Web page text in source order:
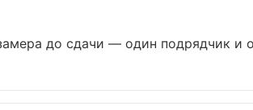
до сдачи — один подрядчик и